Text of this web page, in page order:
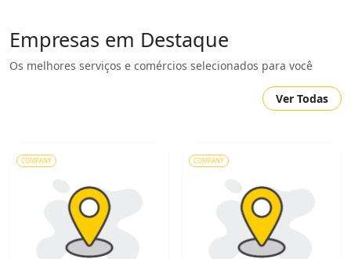
Empresas em Destaque
Os melhores serviços e comércios selecionados para você
Ver Todas
COMPANY COMPANY